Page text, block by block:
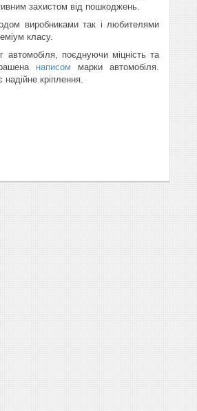
захистом від пошкоджень.
виробниками так і любителями
класу.
автомобіля, поєднуючи міцність та
написом марки автомобіля.
кріплення.